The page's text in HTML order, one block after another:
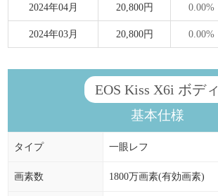
2024年04月 20,800円 0.00%
2024年03月 20,800円 0.00%
EOS Kiss X6i ボディ
基本仕様
タイプ 一眼レフ
画素数 1800万画素(有効画素)